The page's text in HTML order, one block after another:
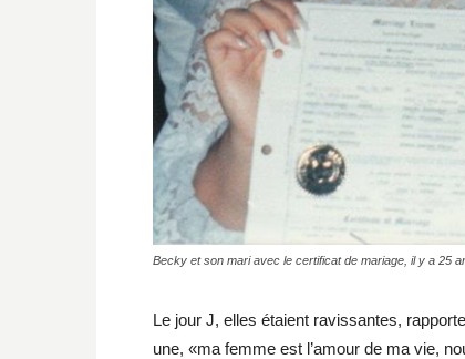
Becky et son mari avec le certificat de mariage, il y a 25
Le jour J, elles étaient ravissantes,
une, «ma femme est l’amour de ma vie,